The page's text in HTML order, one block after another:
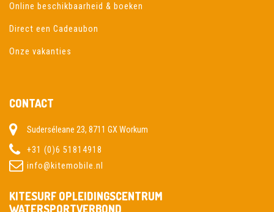
Online beschikbaarheid & boeken
Direct een Cadeaubon
Onze vakanties
CONTACT
Suderséleane 23, 8711 GX Workum
+31 (0)6 51814918
info@kitemobile.nl
KITESURF OPLEIDINGSCENTRUM
WATERSPORTVERBOND